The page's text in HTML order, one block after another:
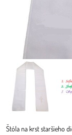
Štóla na krst staršieho